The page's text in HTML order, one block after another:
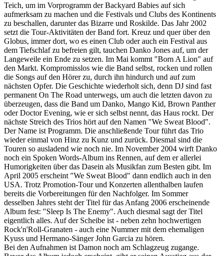
Teich, um im Vorprogramm der Backyard Babies auf sich
aufmerksam zu machen und die Festivals und Clubs des Kontinents
zu beschallen, darunter das Bizarre und Roskilde. Das Jahr 2002
setzt die Tour-Aktivitäten der Band fort. Kreuz und quer über den
Globus, immer dort, wo es einen Club oder auch ein Festival aus
dem Tiefschlaf zu befreien gilt, tauchen Danko Jones auf, um der
Langeweile ein Ende zu setzen. Im Mai kommt "Born A Lion" auf
den Markt. Kompromisslos wie die Band selbst, rocken und rollen
die Songs auf den Hörer zu, durch ihn hindurch und auf zum
nächsten Opfer. Die Geschichte wiederholt sich, denn DJ sind fast
permanent On The Road unterwegs, um auch die letzten davon zu
überzeugen, dass die Band um Danko, Mango Kid, Brown Panther
oder Doctor Evening, wie er sich selbst nennt, das Haus rockt. Der
nächste Streich des Trios hört auf den Namen "We Sweat Blood".
Der Name ist Programm. Die anschließende Tour führt das Trio
wieder einmal von Hinz zu Kunz und zurück. Diesmal sind die
Touren so ausladend wie noch nie. Im November 2004 wirft Danko
noch ein Spoken Words-Album ins Rennen, auf dem er allerlei
Humorigkeiten über das Dasein als Musikfan zum Besten gibt. Im
April 2005 erscheint "We Sweat Blood" dann endlich auch in den
USA. Trotz Promotion-Tour und Konzerten allenthalben laufen
bereits die Vorbereitungen für den Nachfolger. Im Sommer
desselben Jahres steht der Titel für das Anfang 2006 erscheinende
Album fest: "Sleep Is The Enemy". Auch diesmal sagt der Titel
eigentlich alles. Auf der Scheibe ist - neben zehn hochwertigen
Rock'n'Roll-Granaten - auch eine Nummer mit dem ehemaligen
Kyuss und Hermano-Sänger John Garcia zu hören.
Bei den Aufnahmen ist Damon noch am Schlagzeug zugange.